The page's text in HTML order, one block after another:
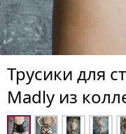
Трусики для
Madly из